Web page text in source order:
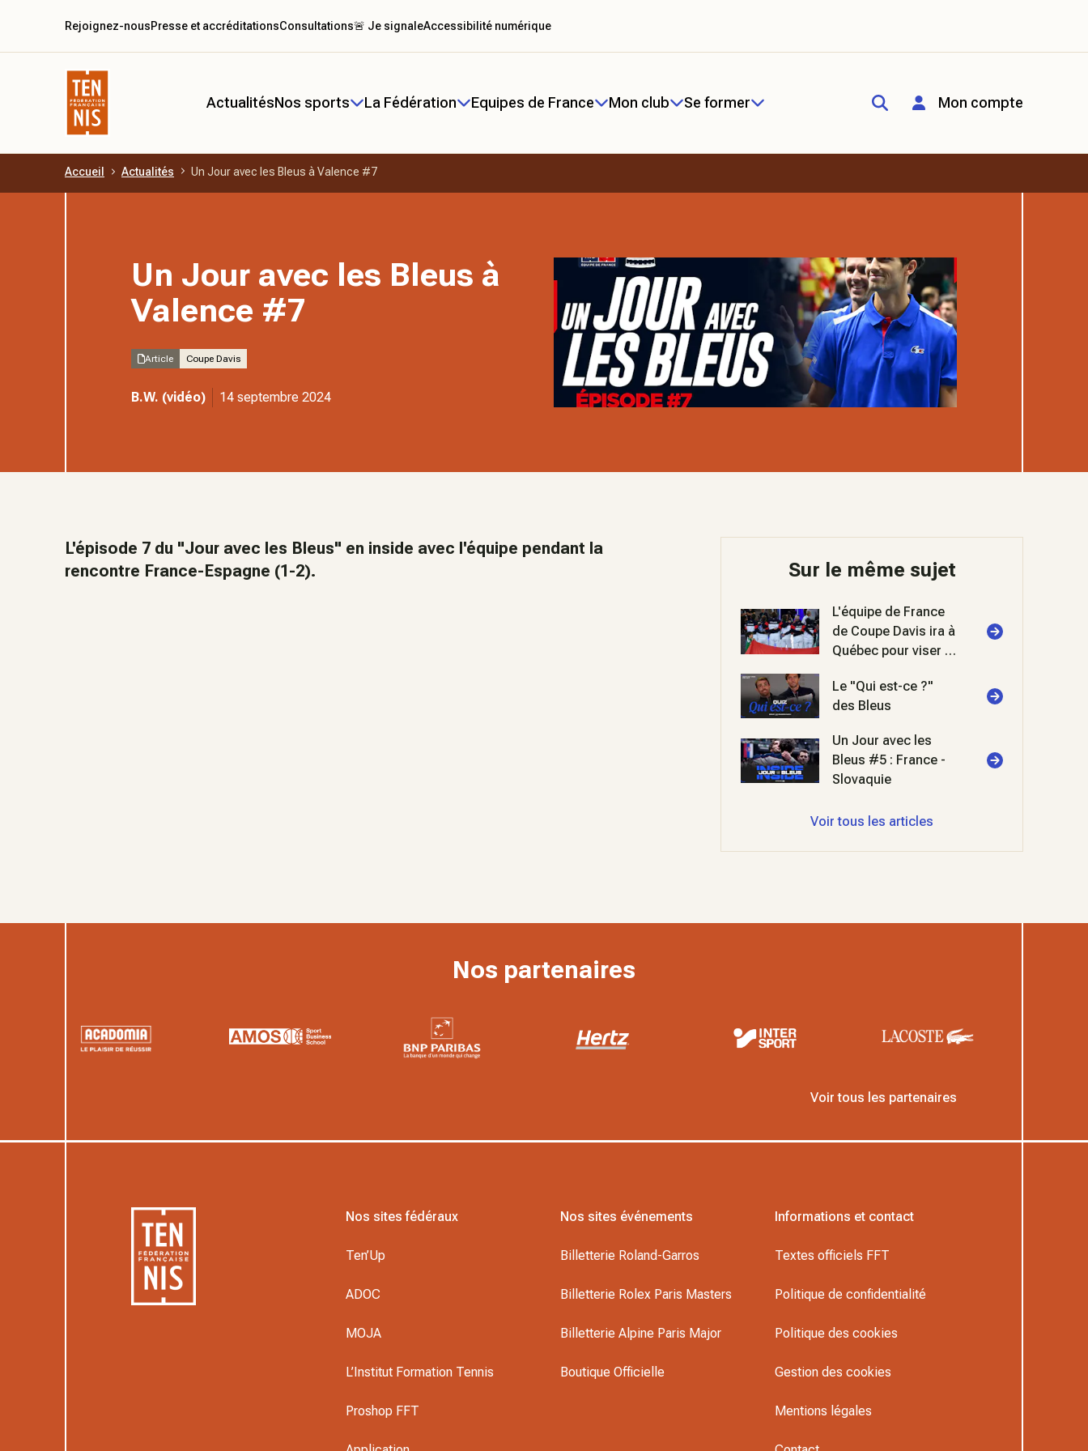
Aller au contenu principal
ActualitésNos sports La Fédération Equipes de France Mon club Se former Mon compte
Rejoignez-nousPresse et accréditationsConsultations🚨 Je signaleAccessibilité numérique
Accueil Actualités Un Jour avec les Bleus à Valence #7
Un Jour avec les Bleus à
Valence #7
Article Coupe Davis
B.W. (vidéo) 14 septembre 2024
L'épisode 7 du "Jour avec les Bleus" en inside avec l'équipe pendant la
rencontre France-Espagne (1-2).
Sur le même sujet
L'équipe de France
de Coupe Davis ira à
Québec pour viser la
Le "Qui est-ce ?"
des Bleus
Un Jour avec les
Bleus #5 : France -
Slovaquie
Voir tous les articles
Nos partenaires
Voir tous les partenaires
Nos sites fédéraux
Ten’Up
ADOC
MOJA
L’Institut Formation Tennis
Proshop FFT
Nos sites événements
Billetterie Roland-Garros
Billetterie Rolex Paris Masters
Billetterie Alpine Paris Major
Boutique Officielle
Informations et contact
Textes officiels FFT
Politique de confidentialité
Politique des cookies
Gestion des cookies
Mentions légales